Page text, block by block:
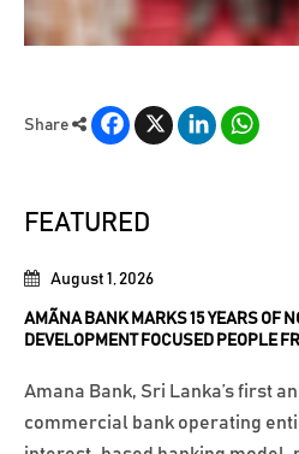
Share
Facebook
X LinkedIn
FEATURED
August 1, 2026
AMÃNA BANK MARKS 15 YEARS OF
DEVELOPMENT FOCUSED PEOPLE
Amana Bank, Sri Lanka’s first
commercial bank operating